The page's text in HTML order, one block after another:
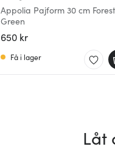
Appolia Pajform 30 cm Forest
Green
650 kr
Få i lager
Låt